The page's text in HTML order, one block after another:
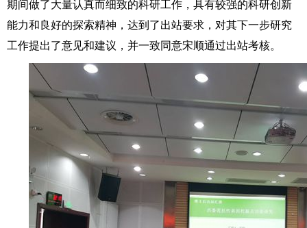
期间做了大量认真而细致的科研工作，具有较强的科研创新
能力和良好的探索精神，达到了出站要求，对其下一步研究
工作提出了意见和建议，并一致同意宋顺通过出站考核。